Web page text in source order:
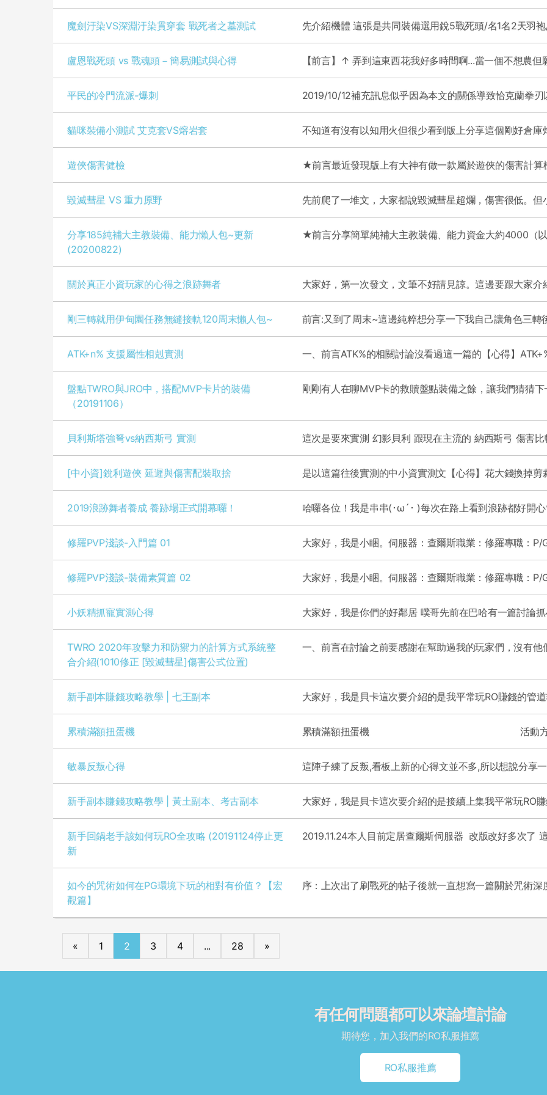
魔劍汙染VS深淵汙染貫穿套 戰死者之墓測試
盧恩戰死頭 vs 戰魂頭－簡易測試與心得
平民的冷門流派-爆刺
貓咪裝備小測試 艾克套VS熔岩套
遊俠傷害健檢
毀滅彗星 VS 重力原野
分享185純補大主教裝備、能力懶人包~更新
(20200822)
關於真正小資玩家的心得之浪跡舞者
剛三轉就用伊甸園任務無縫接軌120周末懶人包~
ATK+n% 支援屬性相剋實測
盤點TWRO與JRO中，搭配MVP卡片的裝備
（20191106）
貝利斯塔強弩vs納西斯弓 實測
[中小資]銳利遊俠 延遲與傷害配裝取捨
2019浪跡舞者養成 養跡場正式開幕囉！
修羅PVP淺談-入門篇 01
修羅PVP淺談-裝備素質篇 02
小妖精抓寵實測心得
TWRO 2020年攻擊力和防禦力的計算方式系統整
合介紹(1010修正 [毀滅彗星]傷害公式位置)
一、前言在討論之前要感謝在幫助過我的玩
新手副本賺錢攻略教學 | 七王副本
累積滿額扭蛋機
敏暴反叛心得
新手副本賺錢攻略教學 | 黃土副本、考古副本
新手回鍋老手該如何玩RO全攻略 (20191124停止更
新
如今的咒術如何在PG環境下玩的相對有价值？【宏
觀篇】
« 1 2 3 4 ... 28 »
有任何問題都可以來論壇討論
期待您，加入我們的RO私服推薦
RO私服推薦